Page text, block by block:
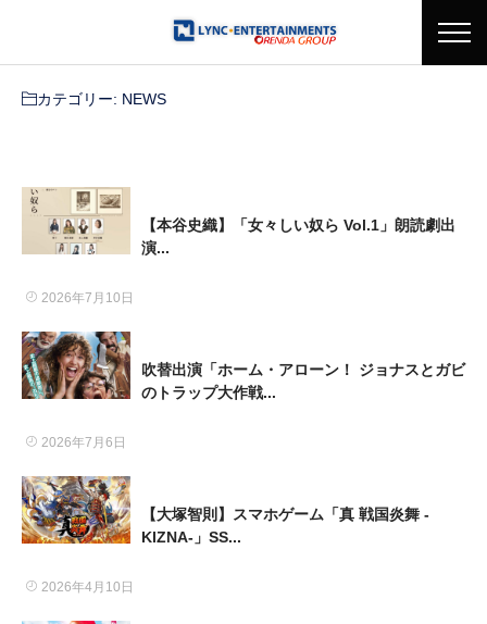
カテゴリー: NEWS
【本谷史織】「女々しい奴ら Vol.1」朗読劇出
演...
2026年7月10日
吹替出演「ホーム・アローン！ ジョナスとガビ
のトラップ大作戦...
2026年7月6日
【大塚智則】スマホゲーム「真 戦国炎舞 -
KIZNA-」SS...
2026年4月10日